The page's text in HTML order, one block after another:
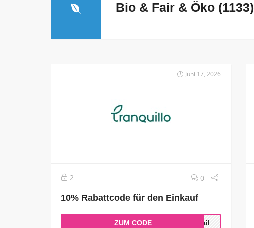
Bio & Fair & Öko (1133)
Juni 17, 2026
2 0
10% Rabattcode für den Einkauf
ZUM CODE Mail